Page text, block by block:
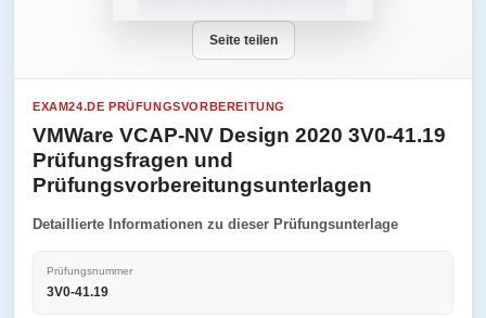
Seite teilen
EXAM24.DE PRÜFUNGSVORBEREITUNG
VMWare VCAP-NV Design 2020 3V0-41.19
Prüfungsfragen und
Prüfungsvorbereitungsunterlagen
Detaillierte Informationen zu dieser Prüfungsunterlage
Prüfungsnummer
3V0-41.19